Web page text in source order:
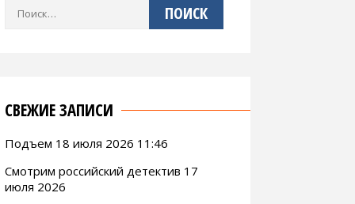
СВЕЖИЕ ЗАПИСИ
Подъем 18 июля 2026 11:46
Смотрим российский детектив 17
июля 2026